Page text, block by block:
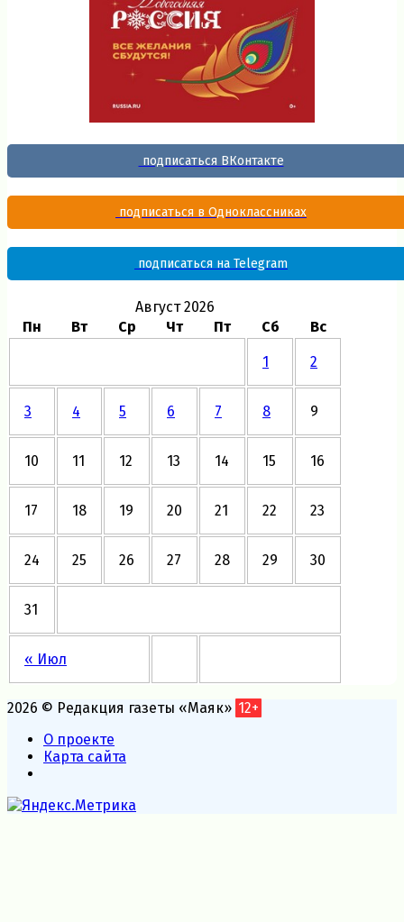
подписаться ВКонтакте
подписаться в Одноклассниках
подписаться на Telegram
Август 2026
Пн
Вт Ср Чт Пт Сб Вс
« Июл
1 2
3 4 5 6 7 8 9
10 11 12 13 14 15 16
17 18 19 20 21 22 23
24 25 26 27 28 29 30
31
2026 © Редакция газеты «Маяк» 12+
О проекте
Карта сайта